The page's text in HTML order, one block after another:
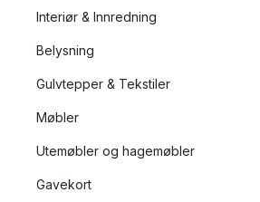
Interiør & Innredning
Belysning
Gulvtepper & Tekstiler
Møbler
Utemøbler og hagemøbler
Gavekort